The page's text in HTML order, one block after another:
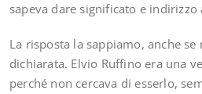
sapeva dare significato e indirizzo
La risposta la sappiamo, anche se
dichiarata. Elvio Ruffino era una
perché non cercava di esserlo,